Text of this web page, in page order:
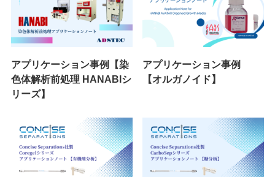
アプリケーション事例【染
色体解析前処理 HANABIシ
リーズ】
アプリケーション事例
【オルガノイド】